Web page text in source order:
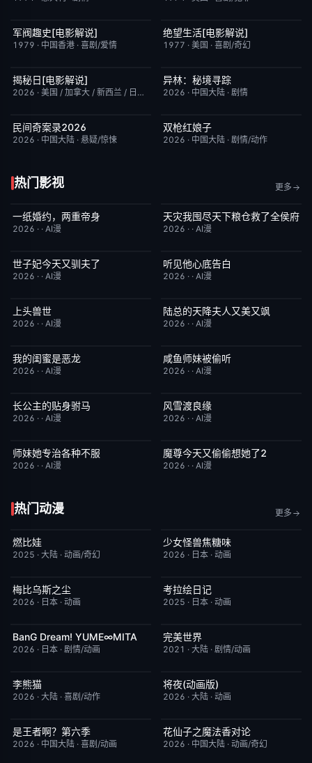
已完结
军阀趣史[电影解说]
1979 · 中国香港 · 喜剧/爱情
已完结
绝望生活[电影解说]
1977 · 美国 · 喜剧/奇幻
已完结
揭秘日[电影解说]
2026 · 美国 / 加拿大 / 新西兰 / 日本 剧情/科幻
今日更新
异林：秘境寻踪
2026 · 中国大陆 · 剧情
更新至下集
民间奇案录2026
2026 · 中国大陆 · 悬疑/惊悚
今日更新
双枪红娘子
2026 · 中国大陆 · 剧情/动作
热门影视 更多
完结
一纸婚约，两重帝身
2026 · · AI漫
完结 2.0
天灾我囤尽天下粮仓救了全侯府
2026 · · AI漫
完结
世子妃今天又驯夫了
2026 · · AI漫
完结
听见他心底告白
2026 · · AI漫
完结
上头兽世
2026 · · AI漫
完结
陆总的天降夫人又美又飒
2026 · · AI漫
完结
我的闺蜜是恶龙
2026 · · AI漫
完结
咸鱼师妹被偷听
2026 · · AI漫
完结
长公主的贴身驸马
2026 · · AI漫
完结
风雪渡良缘
2026 · · AI漫
完结
师妹她专治各种不服
2026 · · AI漫
完结
魔尊今天又偷偷想她了2
2026 · · AI漫
热门动漫 更多
HD国语
燃比娃
2025 · 大陆 · 动画/奇幻
更新至第06集
少女怪兽焦糖味
2026 · 日本 · 动画
更新至第05集
梅比乌斯之尘
2026 · 日本 · 动画
更新至第43集
考拉绘日记
2025 · 日本 · 动画
更新至第08集 7.0
BanG Dream! YUME∞MITA
2026 · 日本 · 剧情/动画
更新至第281集
完美世界
2021 · 大陆 · 剧情/动画
更新至第4集
李熊猫
2026 · 大陆 · 喜剧/动作
更新至第17集
将夜(动画版)
2026 · 大陆 · 动画
更新至第4集
是王者啊？第六季
2026 · 中国大陆 · 喜剧/动画
更新至第20集
花仙子之魔法香对论
2026 · 中国大陆 · 动画/奇幻